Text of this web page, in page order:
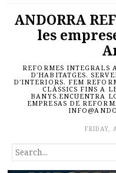
ANDORRA
les
REFORMES INTEGRALS
D'HABITATGES.
D'INTERIORS. FEM
CLÀSSICS FINS A
BANYS.ENCUENTRA
EMPRESAS DE
FRIDAY,
SEARCH
FOR...